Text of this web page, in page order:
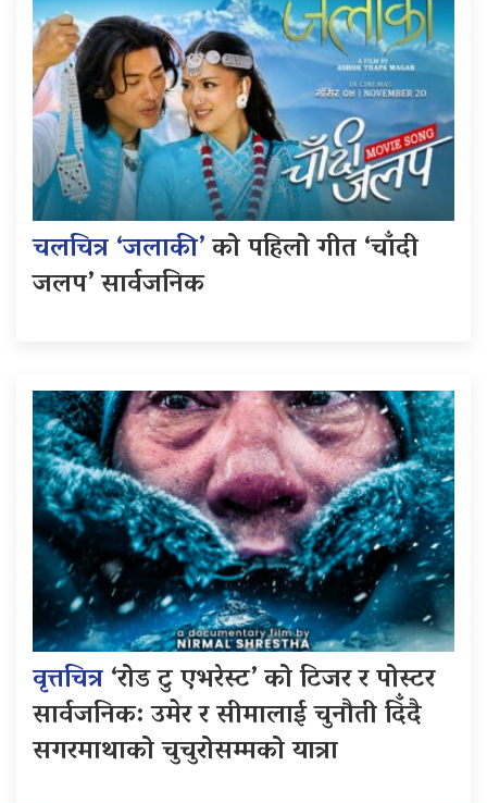
चलचित्र ‘जलाकी’को पहिलो गीत ‘चाँदी
जलप’ सार्वजनिक
वृत्तचित्र‘रोड टु एभरेस्ट’ को टिजर र पोस्टर
सार्वजनिक: उमेर र सीमालाई चुनौती दिँदै
सगरमाथाको चुचुरोसम्मको यात्रा